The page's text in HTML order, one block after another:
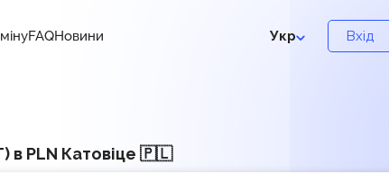
FAQНовини Укр Вхід
в PLN Катовіце 🇵🇱